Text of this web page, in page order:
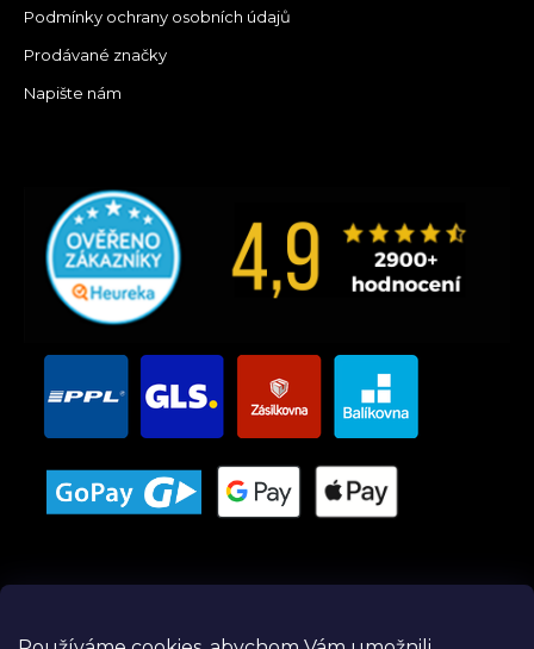
Podmínky ochrany osobních údajů
Prodávané značky
Napište nám